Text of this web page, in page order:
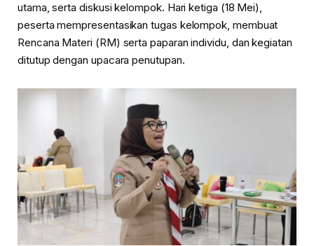
utama, serta diskusi kelompok. Hari ketiga (18 Mei),
peserta mempresentasikan tugas kelompok, membuat
Rencana Materi (RM) serta paparan individu, dan kegiatan
ditutup dengan upacara penutupan.